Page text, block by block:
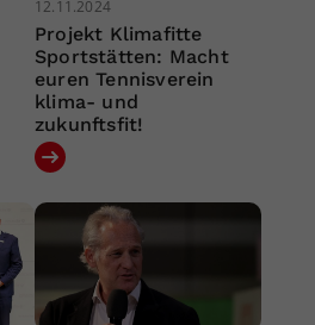
12.11.2024
Projekt Klimafitte
Sportstätten: Macht
euren Tennisverein
klima- und
zukunftsfit!